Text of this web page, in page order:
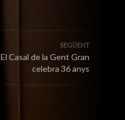
SEGÜENT
El Casal de la Gent Gran
celebra 36 anys